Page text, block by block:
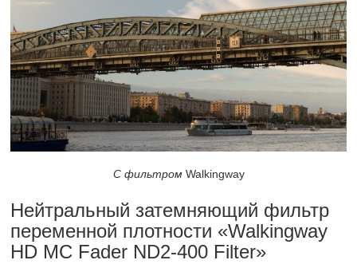
С фильтром Walkingway
Нейтральный затемняющий фильтр
переменной плотности «Walkingway
HD MC Fader ND2-400 Filter»